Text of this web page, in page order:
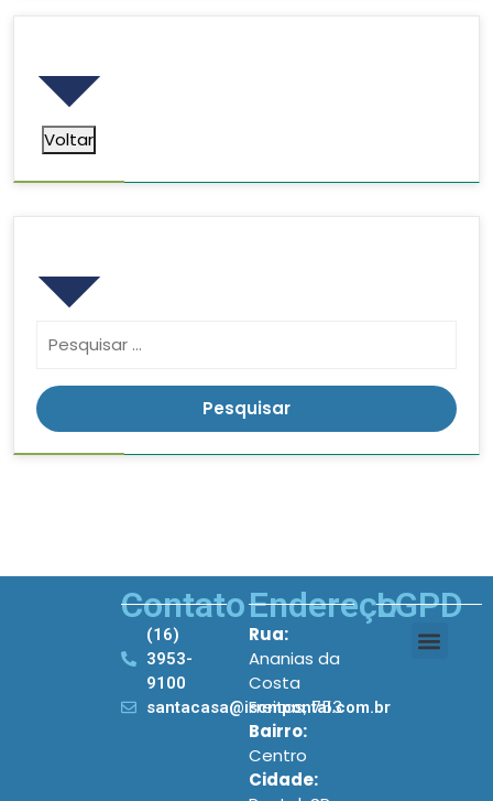
Voltar
Contato
(16)
3953-
9100
santacasa@iscmpontal.com.br
Endereço
Rua:
Ananias da
Costa
Freitas, 753
Bairro:
Centro
Cidade:
LGPD